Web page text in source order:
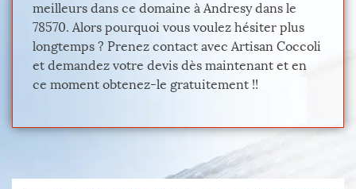
meilleurs dans ce domaine à Andresy dans le
78570. Alors pourquoi vous voulez hésiter plus
longtemps ? Prenez contact avec Artisan Coccoli
et demandez votre devis dès maintenant et en
ce moment obtenez-le gratuitement !!